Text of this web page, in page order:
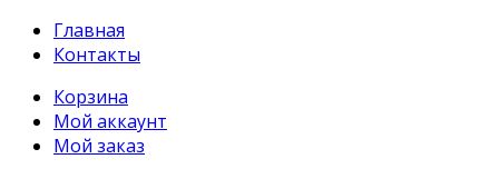
Главная
Контакты
Корзина
Мой аккаунт
Мой заказ